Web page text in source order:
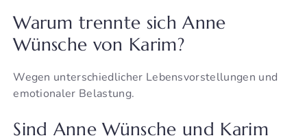
Warum trennte sich Anne
Wünsche von Karim?
Wegen unterschiedlicher Lebensvorstellungen und
emotionaler Belastung.
Sind Anne Wünsche und Karim